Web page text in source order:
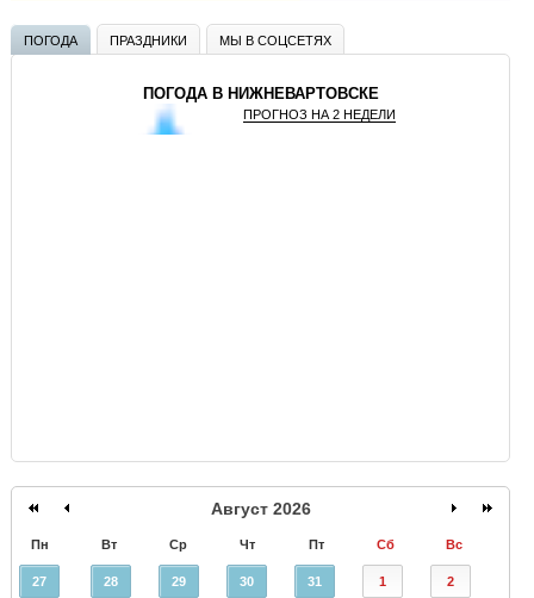
ПОГОДА ПРАЗДНИКИ МЫ В СОЦСЕТЯХ
ПОГОДА В НИЖНЕВАРТОВСКЕ
ПРОГНОЗ НА 2 НЕДЕЛИ
Август 2026
Пн Вт Ср Чт Пт Сб Вс
27 28 29 30 31 1 2